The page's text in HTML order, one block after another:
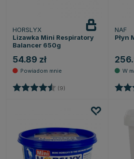
HORSLYX
Lizawka Mini Respiratory
Balancer 650g
54.89 zł
Ocena: (9) 4.7 na 5 gwiazdek
NAF
Płyn